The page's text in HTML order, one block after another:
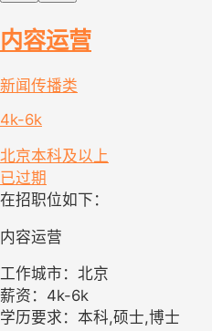
内容运营
新闻传播类
4k-6k
北京本科及以上
已过期
在招职位如下：
内容运营
工作城市：北京
薪资：4k-6k
学历要求：本科,硕士,博士